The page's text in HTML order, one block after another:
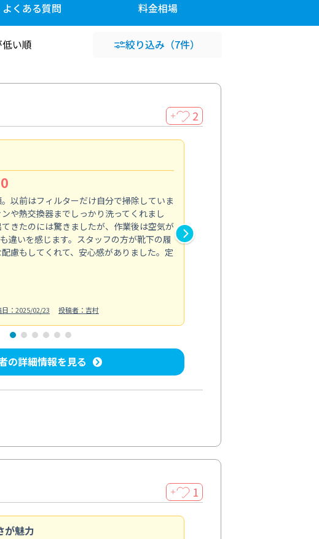
よくある質問 料金相場
い順 絞り込み （7件）
＋ 2
以前はフィルターだけ自分で掃除していま
や熱交換器までしっかり洗ってくれまし
きたのには驚きましたが、作業後は空気が
違いを感じます。スタッフの方が靴下の履
慮もしてくれて、安心感がありました。定
日：2025/02/23 投稿者：吉村
の詳細情報を見る
＋ 1
が魅力